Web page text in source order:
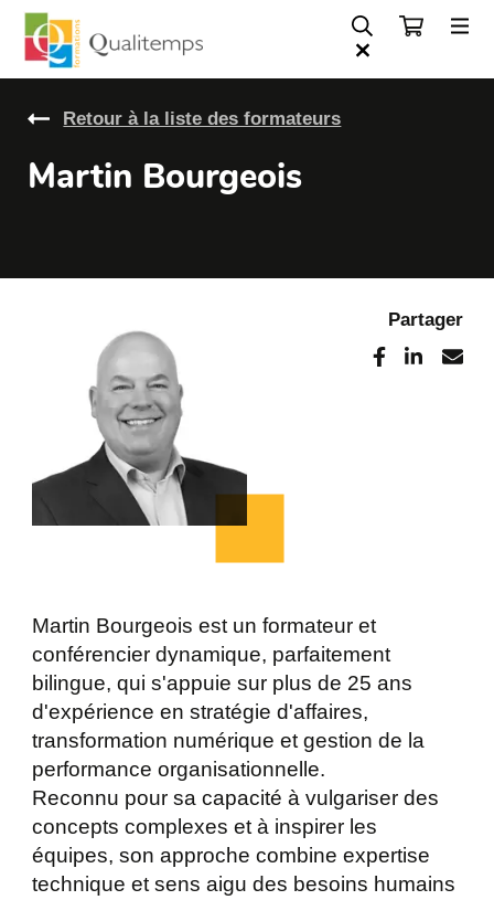
Retour à la liste des formateurs
Martin Bourgeois
Martin Bourgeois est un formateur et
conférencier dynamique, parfaitement
bilingue, qui s'appuie sur plus de 25 ans
d'expérience en stratégie d'affaires,
transformation numérique et gestion de la
performance organisationnelle.
Reconnu pour sa capacité à vulgariser des
concepts complexes et à inspirer les
équipes, son approche combine expertise
technique et sens aigu des besoins humains
Partager